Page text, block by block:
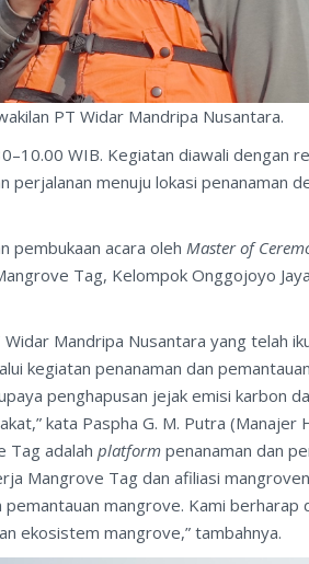
PT Widar Mandripa Nusantara.
WIB. Kegiatan diawali dengan
perjalanan menuju lokasi penanaman
pembukaan acara oleh Master of
Tag, Kelompok Onggojoyo
Widar Mandripa Nusantara yang telah
kegiatan penanaman dan
penghapusan jejak emisi karbon
kata Paspha G. M. Putra (Manajer
Tag adalah platform penanaman dan
Mangrove Tag dan afiliasi
pemantauan mangrove. Kami berharap
ekosistem mangrove,” tambahnya.